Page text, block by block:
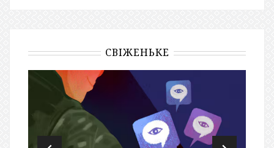
СВІЖЕНЬКЕ